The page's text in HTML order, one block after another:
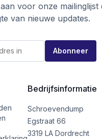
en neem een kijkje op
voor onze mailinglijst
van nieuwe updates.
Abonneer
Bedrijfsinformatie
Schroevendump
Egstraat 66
3319 LA Dordrecht